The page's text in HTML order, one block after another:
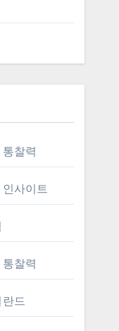
찰력
사이트
찰력
드